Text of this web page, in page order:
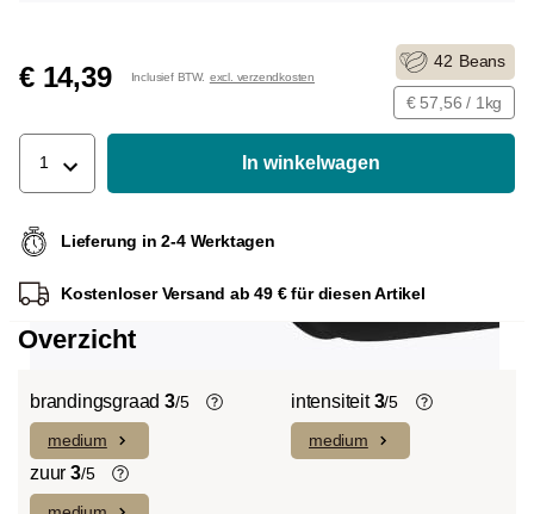
€ 14,39 Inclusief BTW. excl. verzendkosten
42 Beans
€ 57,56 / 1kg
1 In winkelwagen
Lieferung in 2-4 Werktagen
Kostenloser Versand ab 49 € für diesen Artikel
Overzicht
brandingsgraad 3/5
Light roast (licht Cinnamon Roast):
Uitgesproken fruitige smaken en
complexe zuren domineren met een
medium
intensiteit3/5
De individuele smaken van de gebruikte
medium
zuur 3/5